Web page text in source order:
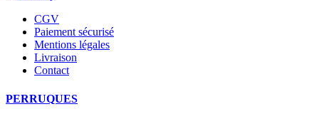
CGV
Paiement sécurisé
Mentions légales
Livraison
Contact
PERRUQUES